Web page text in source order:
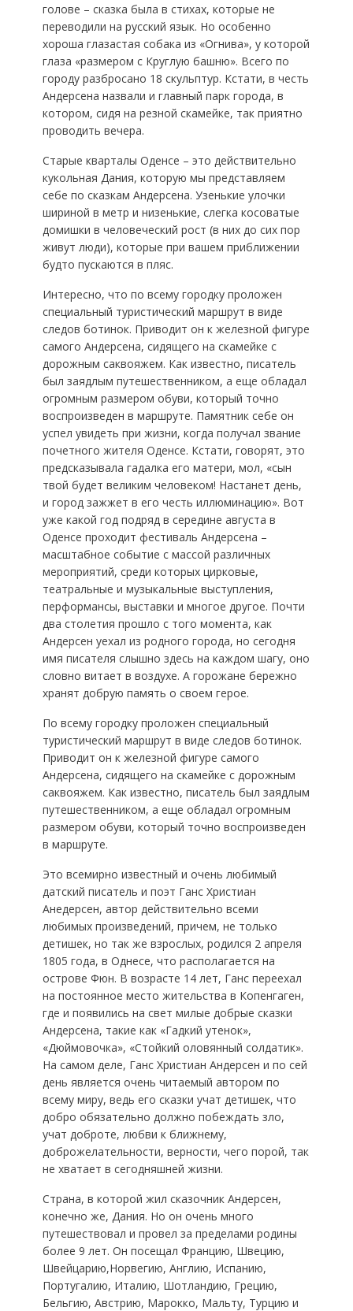
голове – сказка была в стихах, которые не
переводили на русский язык. Но особенно
хороша глазастая собака из «Огнива», у которой
глаза «размером с Круглую башню». Всего по
городу разбросано 18 скульптур. Кстати, в честь
Андерсена назвали и главный парк города, в
котором, сидя на резной скамейке, так приятно
проводить вечера.
Старые кварталы Оденсе – это действительно
кукольная Дания, которую мы представляем
себе по сказкам Андерсена. Узенькие улочки
шириной в метр и низенькие, слегка косоватые
домишки в человеческий рост (в них до сих пор
живут люди), которые при вашем приближении
будто пускаются в пляс.
Интересно, что по всему городку проложен
специальный туристический маршрут в виде
следов ботинок. Приводит он к железной фигуре
самого Андерсена, сидящего на скамейке с
дорожным саквояжем. Как известно, писатель
был заядлым путешественником, а еще обладал
огромным размером обуви, который точно
воспроизведен в маршруте. Памятник себе он
успел увидеть при жизни, когда получал звание
почетного жителя Оденсе. Кстати, говорят, это
предсказывала гадалка его матери, мол, «сын
твой будет великим человеком! Настанет день,
и город зажжет в его честь иллюминацию». Вот
уже какой год подряд в середине августа в
Оденсе проходит фестиваль Андерсена –
масштабное событие с массой различных
мероприятий, среди которых цирковые,
театральные и музыкальные выступления,
перформансы, выставки и многое другое. Почти
два столетия прошло с того момента, как
Андерсен уехал из родного города, но сегодня
имя писателя слышно здесь на каждом шагу, оно
словно витает в воздухе. А горожане бережно
хранят добрую память о своем герое.
По всему городку проложен специальный
туристический маршрут в виде следов ботинок.
Приводит он к железной фигуре самого
Андерсена, сидящего на скамейке с дорожным
саквояжем. Как известно, писатель был заядлым
путешественником, а еще обладал огромным
размером обуви, который точно воспроизведен
в маршруте.
Это всемирно известный и очень любимый
датский писатель и поэт Ганс Христиан
Анедерсен, автор действительно всеми
любимых произведений, причем, не только
детишек, но так же взрослых, родился 2 апреля
1805 года, в Однесе, что располагается на
острове Фюн. В возрасте 14 лет, Ганс переехал
на постоянное место жительства в Копенгаген,
где и появились на свет милые добрые сказки
Андерсена, такие как «Гадкий утенок»,
«Дюймовочка», «Стойкий оловянный солдатик».
На самом деле, Ганс Христиан Андерсен и по сей
день является очень читаемый автором по
всему миру, ведь его сказки учат детишек, что
добро обязательно должно побеждать зло,
учат доброте, любви к ближнему,
доброжелательности, верности, чего порой, так
не хватает в сегодняшней жизни.
Страна, в которой жил сказочник Андерсен,
конечно же, Дания. Но он очень много
путешествовал и провел за пределами родины
более 9 лет. Он посещал Францию, Швецию,
Швейцарию,Норвегию, Англию, Испанию,
Португалию, Италию, Шотландию, Грецию,
Бельгию, Австрию, Марокко, Мальту, Турцию и